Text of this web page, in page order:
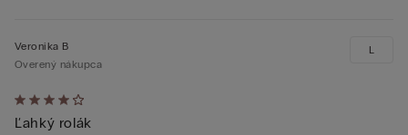
Hodnotenie:
4
Veronika B
Overený nákupca
Ľahký rolák
L